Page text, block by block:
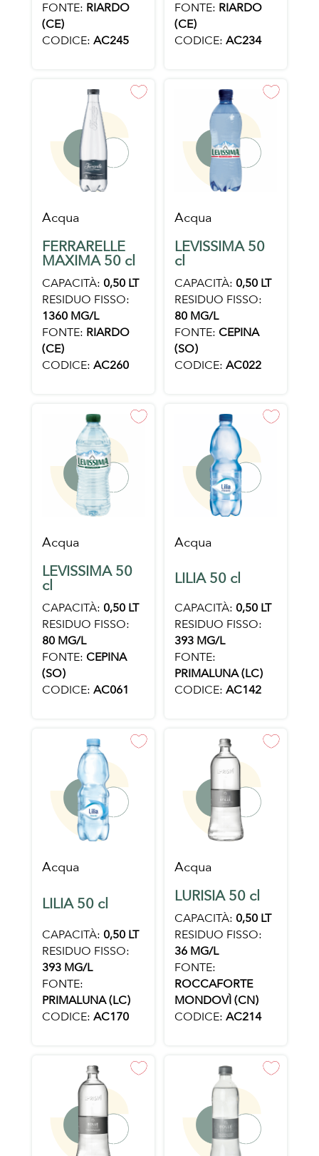
FONTE: RIARDO
(CE)
CODICE: AC245
FONTE: RIARDO
(CE)
CODICE: AC234
Acqua
FERRARELLE
MAXIMA 50 cl
CAPACITÀ: 0,50 LT
RESIDUO FISSO:
1360 MG/L
FONTE: RIARDO
(CE)
CODICE: AC260
Acqua
LEVISSIMA 50
cl
CAPACITÀ: 0,50 LT
RESIDUO FISSO:
80 MG/L
FONTE: CEPINA
(SO)
CODICE: AC022
Acqua
LEVISSIMA 50
cl
CAPACITÀ: 0,50 LT
RESIDUO FISSO:
80 MG/L
FONTE: CEPINA
(SO)
CODICE: AC061
Acqua
LILIA 50 cl
CAPACITÀ: 0,50 LT
RESIDUO FISSO:
393 MG/L
FONTE:
PRIMALUNA (LC)
CODICE: AC142
Acqua
LILIA 50 cl
CAPACITÀ: 0,50 LT
RESIDUO FISSO:
393 MG/L
FONTE:
PRIMALUNA (LC)
CODICE: AC170
Acqua
LURISIA 50 cl
CAPACITÀ: 0,50 LT
RESIDUO FISSO:
36 MG/L
FONTE:
ROCCAFORTE
MONDOVÌ (CN)
CODICE: AC214